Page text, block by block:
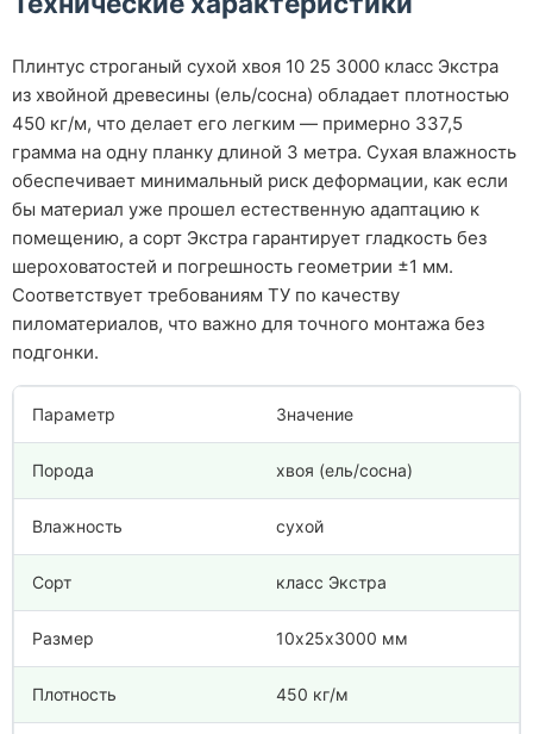
Плинтус строганый сухой хвоя 10 25 3000 класс Экстра
из хвойной древесины (ель/сосна) обладает плотностью
450 кг/м, что делает его легким — примерно 337,5
грамма на одну планку длиной 3 метра. Сухая влажность
обеспечивает минимальный риск деформации, как если
бы материал уже прошел естественную адаптацию к
помещению, а сорт Экстра гарантирует гладкость без
шероховатостей и погрешность геометрии ±1 мм.
Соответствует требованиям ТУ по качеству
пиломатериалов, что важно для точного монтажа без
подгонки.
Параметр Значение
Порода хвоя (ель/сосна)
Влажность сухой
Сорт класс Экстра
Размер 10х25х3000 мм
Плотность 450 кг/м